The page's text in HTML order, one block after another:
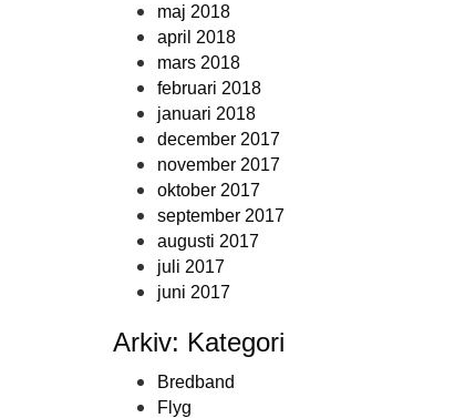
maj 2018
april 2018
mars 2018
februari 2018
januari 2018
december 2017
november 2017
oktober 2017
september 2017
augusti 2017
juli 2017
juni 2017
Arkiv: Kategori
Bredband
Flyg